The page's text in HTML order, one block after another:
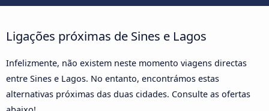
Ligações próximas de Sines e Lagos
Infelizmente, não existem neste momento viagens directas
entre Sines e Lagos. No entanto, encontrámos estas
alternativas próximas das duas cidades. Consulte as ofertas